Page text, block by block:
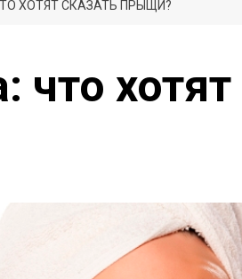
ХОТЯТ СКАЗАТЬ ПРЫЩИ?
что хотят